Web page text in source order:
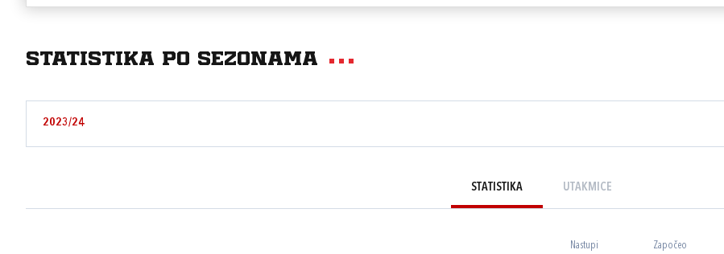
Statistika po sezonama
2023/24
STATISTIKA UTAKMICE
Nastupi Započeo